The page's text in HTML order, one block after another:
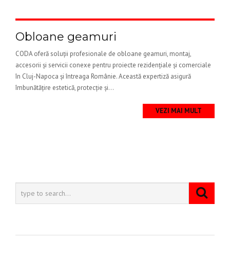
Obloane geamuri
CODA oferă soluții profesionale de obloane geamuri, montaj,
accesorii și servicii conexe pentru proiecte rezidențiale și comerciale
în Cluj-Napoca și întreaga Românie. Această expertiză asigură
îmbunătățire estetică, protecție și...
VEZI MAI MULT